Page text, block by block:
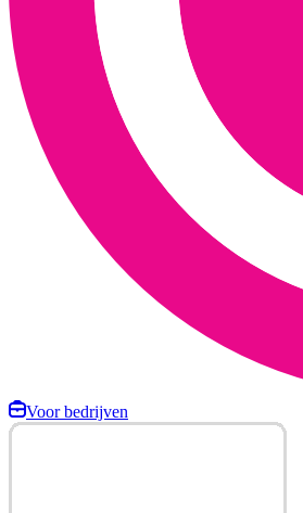
Voor bedrijven